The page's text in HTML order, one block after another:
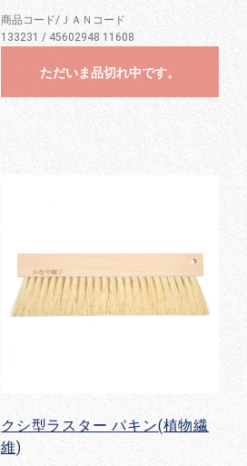
商品コード/ＪＡＮコード
133231 / 45602948 11608
ただいま品切れ中です。
クシ型ラスター パキン(植物繊
維)